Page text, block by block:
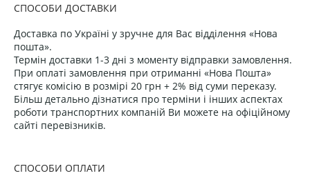
СПОСОБИ ДОСТАВКИ
Доставка по Україні у зручне для Вас відділення «Нова
пошта».
Термін доставки 1-3 дні з моменту відправки замовлення.
При оплаті замовлення при отриманні «Нова Пошта»
стягує комісію в розмірі 20 грн + 2% від суми переказу.
Більш детально дізнатися про терміни і інших аспектах
роботи транспортних компаній Ви можете на офіційному
сайті перевізників.
СПОСОБИ ОПЛАТИ